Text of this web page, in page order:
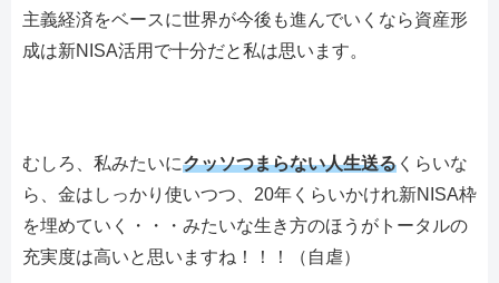
主義経済をベースに世界が今後も進んでいくなら資産形
成は新NISA活用で十分だと私は思います。
むしろ、私みたいにクッソつまらない人生送る くらいな
ら、金はしっかり使いつつ、20年くらいかけれ新NISA枠
を埋めていく・・・みたいな生き方のほうがトータルの
充実度は高いと思いますね！！！（自虐）